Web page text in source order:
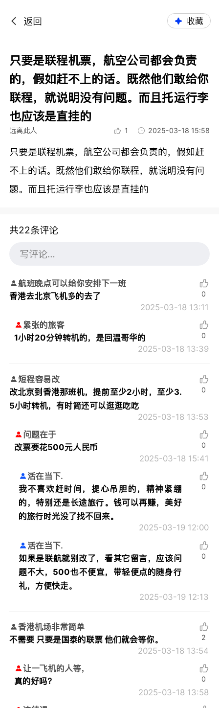
返回 收藏
只要是联程机票，航空公司都会负责
的，假如赶不上的话。既然他们敢给你
联程，就说明没有问题。而且托运行李
也应该是直挂的
远离此人 1 2025-03-18 15:58
只要是联程机票，航空公司都会负责的，假如赶
不上的话。既然他们敢给你联程，就说明没有问
题。而且托运行李也应该是直挂的
共22条评论
航班晚点可以给你安排下一班
香港去北京飞机多的去了
2025-03-18 13:11
0
紧张的旅客
1小时20分钟转机的，是回温哥华的
2025-03-18 13:39
0
短程容易改
改北京到香港那班机，提前至少2小时，至少3.
5小时转机，有时简还可以逛逛吃吃
2025-03-18 13:53
0
问题在于
改票要花500元人民币
2025-03-18 15:41
0
活在当下.
我不喜欢赶时间，提心吊胆的，精神紧绷
的，特别还是长途旅行。钱可以再赚，美好
的旅行时光没了找不回来。
2025-03-19 12:00
0
活在当下.
如果是联航就别改了，看其它留言，应该问
题不大，500也不便宜，带轻便点的随身行
礼，方便快走。
2025-03-19 12:13
0
香港机场非常简单
不需要 只要是国泰的联票 他们就会等你。
2025-03-18 13:54
2
让一飞机的人等，
真的好吗？
2025-03-18 13:58
0